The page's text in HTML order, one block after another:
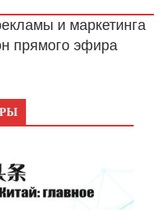
и маркетинга
прямого эфира